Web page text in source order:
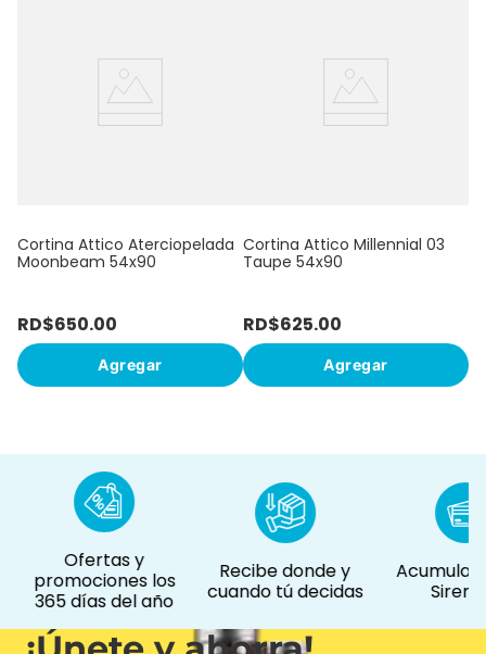
Cortina Attico Aterciopelada
Moonbeam 54x90
RD$650.00
Agregar
Cortina Attico Millennial 03
Taupe 54x90
RD$625.00
Agregar
Ofertas y
promociones los
365 días del año
Recibe donde y
cuando tú decidas
Acumula